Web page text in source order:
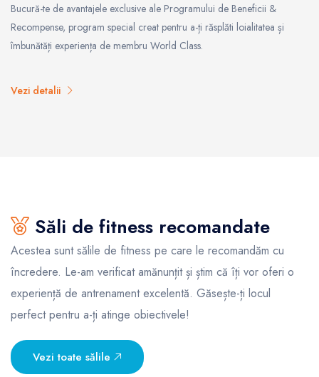
Bucură-te de avantajele exclusive ale Programului de Beneficii &
Recompense, program special creat pentru a-ți răsplăti loialitatea și
îmbunătăți experiența de membru World Class.
Vezi detalii
Săli de fitness recomandate
Acestea sunt sălile de fitness pe care le recomandăm cu
încredere. Le-am verificat amănunțit și știm că îți vor oferi o
experiență de antrenament excelentă. Găsește-ți locul
perfect pentru a-ți atinge obiectivele!
Vezi toate sălile